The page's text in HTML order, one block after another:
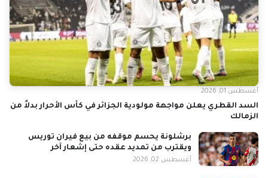
السد القطري يعلن مواجهة مولودية الجزائر في كأس الأحرار بدلاً من
الزمالك
أغسطس 01, 2026
برشلونة يحسم موقفه من بيع فيران توريس
ويقترب من تمديد عقده حتى إشعار آخر
أغسطس 02, 2026